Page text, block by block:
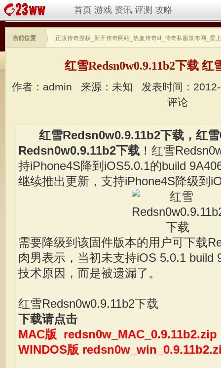
首页 游戏 资讯 评测 攻略
当前位置 正版传奇授权_新开传奇网站_热血传奇sf_传奇私服发布网_爱
红雪Redsn0w0.9.11b2下载 红
作者：admin 来源：未知
发表时间：
评论
红雪Redsn0w0.9.11b2下载，红
Redsn0w0.9.11b2下载 ！红雪
持iPhone4S降到iOS5.0.1的build
继续推出更新，支持iPhone4S降级到
需要降级到该固件版本的用户可下载
肉男表示，当初未支持iOS 5.0.1 build
技术原因，而是被遗漏了。
红雪Redsn0w0.9.11b2下载
下载请点击
MAC版 redsn0w_MAC_0.9.11b2.zip
WINDOS版